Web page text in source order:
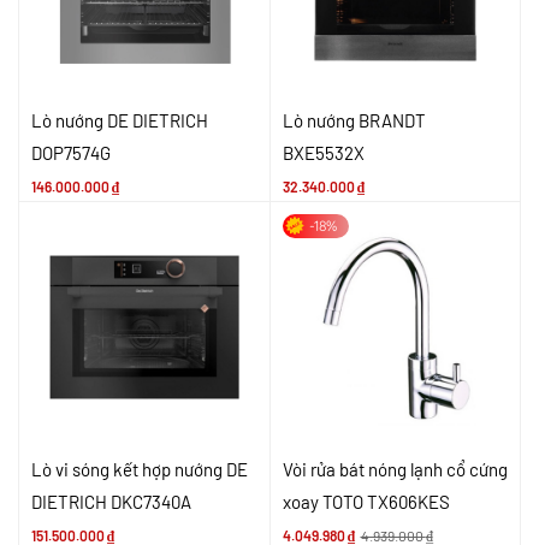
Lò nướng DE DIETRICH
DOP7574G
146.000.000₫
Lò nướng BRANDT
BXE5532X
32.340.000₫
Lò vi sóng kết hợp nướng DE
DIETRICH DKC7340A
151.500.000₫
-18%
Vòi rửa bát nóng lạnh cổ cứng
xoay TOTO TX606KES
4.049.980₫ 4.939.000₫